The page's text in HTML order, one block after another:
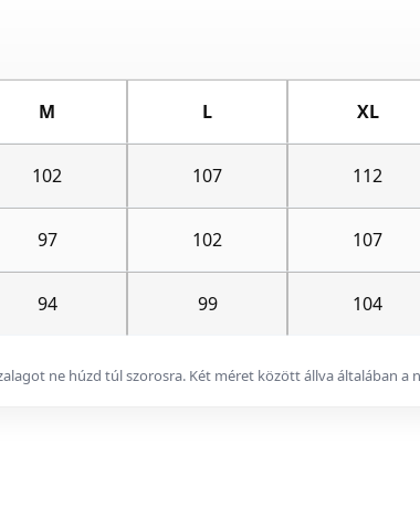
M L XL
102 107 112
97 102 107
94 99 104
ne húzd túl szorosra. Két méret között állva általában a